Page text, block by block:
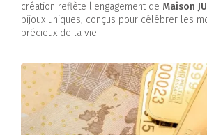
création reflète l'engagement de Maison
bijoux uniques, conçus pour célébrer les
précieux de la vie.